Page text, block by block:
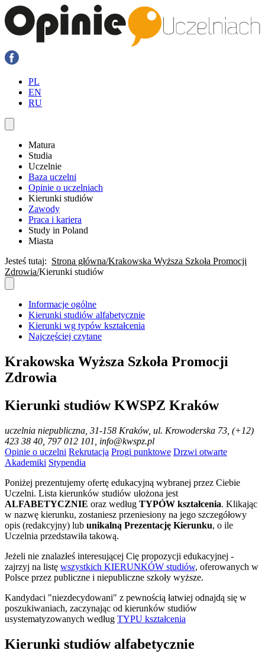
PL
EN
RU
Matura
Studia
Uczelnie
Baza uczelni
Opinie o uczelniach
Kierunki studiów
Zawody
Praca i kariera
Study in Poland
Miasta
Jesteś tutaj: Strona główna Krakowska Wyższa Szkoła Promocji
Zdrowia Kierunki studiów
Informacje ogólne
Kierunki studiów alfabetycznie
Kierunki wg typów kształcenia
Najczęściej czytane
Krakowska Wyższa Szkoła Promocji
Zdrowia
Kierunki studiów KWSPZ Kraków
uczelnia niepubliczna , 31-158 Kraków, ul. Krowoderska 73, (+12)
423 38 40, 797 012 101, info@kwspz.pl
Opinie o uczelni Rekrutacja Progi punktowe Drzwi otwarte
Akademiki Stypendia
Poniżej prezentujemy ofertę edukacyjną wybranej przez Ciebie
Uczelni. Lista kierunków studiów ułożona jest
ALFABETYCZNIE oraz według TYPÓW kształcenia. Klikając
w nazwę kierunku, zostaniesz przeniesiony na jego szczegółowy
opis (redakcyjny) lub unikalną Prezentację Kierunku, o ile
Uczelnia przedstawiła takową.
Jeżeli nie znalazłeś interesującej Cię propozycji edukacyjnej -
zajrzyj na listę wszystkich KIERUNKÓW studiów, oferowanych w
Polsce przez publiczne i niepubliczne szkoły wyższe.
Kandydaci "niezdecydowani" z pewnością łatwiej odnajdą się w
poszukiwaniach, zaczynając od kierunków studiów
usystematyzowanych według TYPU kształcenia
Kierunki studiów alfabetycznie